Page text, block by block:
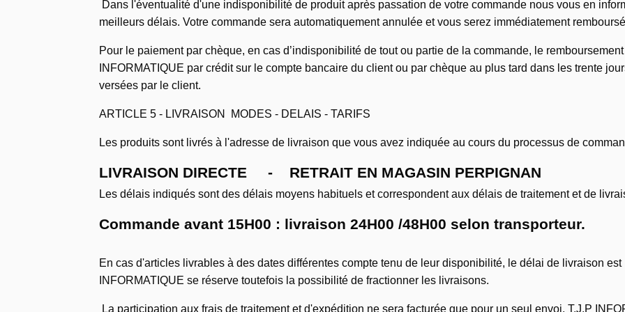
Dans l'éventualité d'une indisponibilité de produit après passation de votre commande nous vous en
meilleurs délais. Votre commande sera automatiquement annulée et vous serez immédiatement
Pour le paiement par chèque, en cas d’indisponibilité de tout ou partie de la commande, le
INFORMATIQUE par crédit sur le compte bancaire du client ou par chèque au plus tard dans les trente
versées par le client.
ARTICLE 5 - LIVRAISON MODES - DELAIS - TARIFS
Les produits sont livrés à l'adresse de livraison que vous avez indiquée au cours du processus de
LIVRAISON DIRECTE - RETRAIT EN MAGASIN PERPIGNAN
Les délais indiqués sont des délais moyens habituels et correspondent aux délais de traitement et de
Commande avant 15H00 : livraison 24H00 /48H00 selon transporteur.
En cas d'articles livrables à des dates différentes compte tenu de leur disponibilité, le délai de livraison
INFORMATIQUE se réserve toutefois la possibilité de fractionner les livraisons.
La participation aux frais de traitement et d'expédition ne sera facturée que pour un seul envoi. T.J.P